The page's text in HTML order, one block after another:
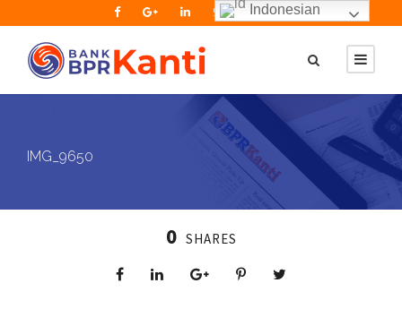
IMG_9650
0 SHARES
Indonesian